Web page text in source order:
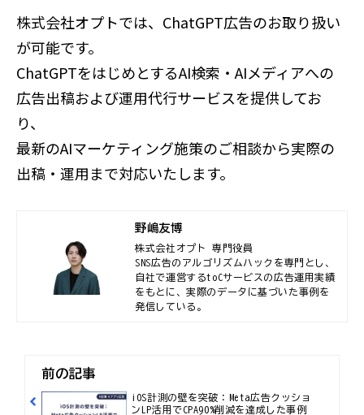
株式会社オプトでは、ChatGPT広告のお取り扱い
が可能です。
ChatGPTをはじめとするAI検索・AIメディアへの
広告出稿および運用代行サービスを提供してお
り、
最新のAIマーケティング施策のご相談から実際の
出稿・運用まで対応いたします。
野嶋友博
株式会社オプト 専門役員
SNS広告のアルゴリズムハックを専門とし、
自社で運営するtoCサービスの広告運用実績
をもとに、実際のデータに基づいた事例を
前の記事
iOS計測の壁を突破：Meta広告クッショ
ンLP活用でCPA90%削減を達成した事例